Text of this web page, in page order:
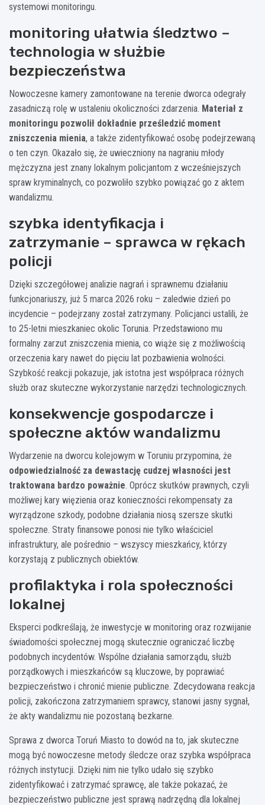
systemowi monitoringu.
monitoring ułatwia śledztwo –
technologia w służbie
bezpieczeństwa
Nowoczesne kamery zamontowane na terenie dworca odegrały
zasadniczą rolę w ustaleniu okoliczności zdarzenia. Materiał z
monitoringu pozwolił dokładnie prześledzić moment
zniszczenia mienia, a także zidentyfikować osobę podejrzewaną
o ten czyn. Okazało się, że uwieczniony na nagraniu młody
mężczyzna jest znany lokalnym policjantom z wcześniejszych
spraw kryminalnych, co pozwoliło szybko powiązać go z aktem
wandalizmu.
szybka identyfikacja i
zatrzymanie – sprawca w rękach
policji
Dzięki szczegółowej analizie nagrań i sprawnemu działaniu
funkcjonariuszy, już 5 marca 2026 roku – zaledwie dzień po
incydencie – podejrzany został zatrzymany. Policjanci ustalili, że
to 25-letni mieszkaniec okolic Torunia. Przedstawiono mu
formalny zarzut zniszczenia mienia, co wiąże się z możliwością
orzeczenia kary nawet do pięciu lat pozbawienia wolności.
Szybkość reakcji pokazuje, jak istotna jest współpraca różnych
służb oraz skuteczne wykorzystanie narzędzi technologicznych.
konsekwencje gospodarcze i
społeczne aktów wandalizmu
Wydarzenie na dworcu kolejowym w Toruniu przypomina, że
odpowiedzialność za dewastację cudzej własności jest
traktowana bardzo poważnie. Oprócz skutków prawnych, czyli
możliwej kary więzienia oraz konieczności rekompensaty za
wyrządzone szkody, podobne działania niosą szersze skutki
społeczne. Straty finansowe ponosi nie tylko właściciel
infrastruktury, ale pośrednio – wszyscy mieszkańcy, którzy
korzystają z publicznych obiektów.
profilaktyka i rola społeczności
lokalnej
Eksperci podkreślają, że inwestycje w monitoring oraz rozwijanie
świadomości społecznej mogą skutecznie ograniczać liczbę
podobnych incydentów. Wspólne działania samorządu, służb
porządkowych i mieszkańców są kluczowe, by poprawiać
bezpieczeństwo i chronić mienie publiczne. Zdecydowana reakcja
policji, zakończona zatrzymaniem sprawcy, stanowi jasny sygnał,
że akty wandalizmu nie pozostaną bezkarne.
Sprawa z dworca Toruń Miasto to dowód na to, jak skuteczne
mogą być nowoczesne metody śledcze oraz szybka współpraca
różnych instytucji. Dzięki nim nie tylko udało się szybko
zidentyfikować i zatrzymać sprawcę, ale także pokazać, że
bezpieczeństwo publiczne jest sprawą nadrzędną dla lokalnej